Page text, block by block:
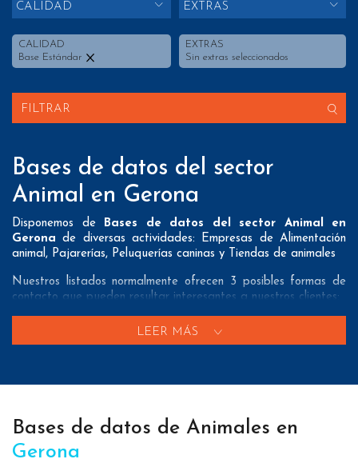
CALIDAD
CALIDAD
Base Estándar
EXTRAS
EXTRAS
Sin extras seleccionados
FILTRAR
Bases de datos del sector
Animal en Gerona
Disponemos de Bases de datos del sector Animal en
Gerona de diversas actividades: Empresas de Alimentación
animal, Pajarerías, Peluquerías caninas y Tiendas de animales
Nuestros listados normalmente ofrecen 3 posibles formas de
contacto que pueden resultar interesantes a nuestros clientes:
direcciones postales nuestros/as Bases de datos
teléfonos móviles con el fin de que nuestros clientes puedan
realizar exitosas campañas de telemarketing.
LEER MÁS
Bases de datos de Animales en
Gerona